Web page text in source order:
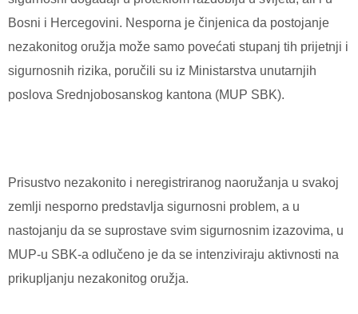
Bosni i Hercegovini. Nesporna je činjenica da postojanje
nezakonitog oružja može samo povećati stupanj tih prijetnji i
sigurnosnih rizika, poručili su iz Ministarstva unutarnjih
poslova Srednjobosanskog kantona (MUP SBK).
Prisustvo nezakonito i neregistriranog naoružanja u svakoj
zemlji nesporno predstavlja sigurnosni problem, a u
nastojanju da se suprostave svim sigurnosnim izazovima, u
MUP-u SBK-a odlučeno je da se intenziviraju aktivnosti na
prikupljanju nezakonitog oružja.